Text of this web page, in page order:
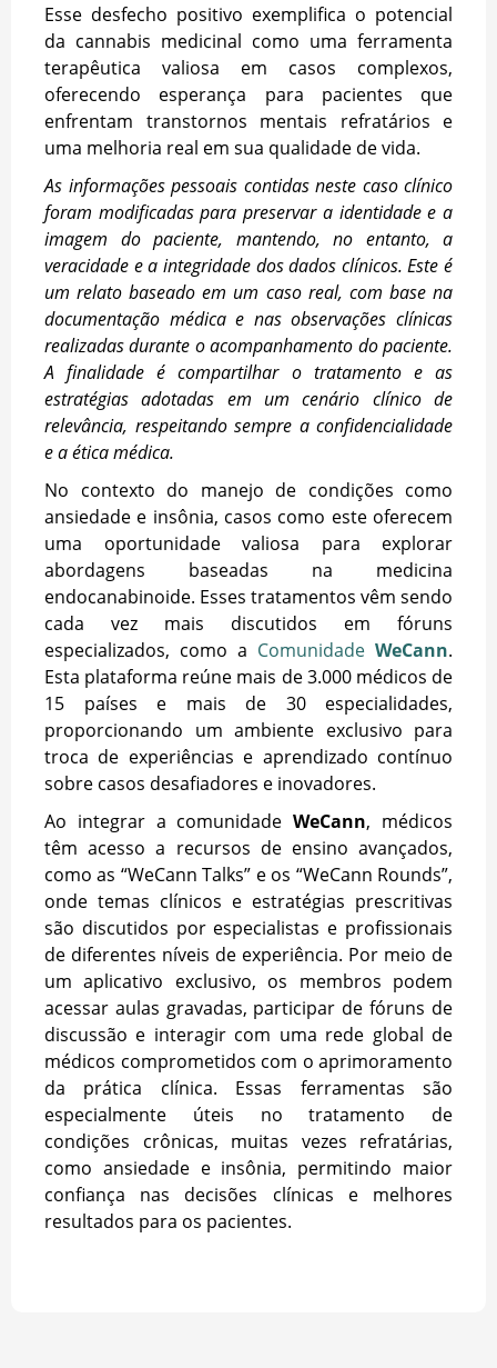
Esse desfecho positivo exemplifica o potencial
da cannabis medicinal como uma ferramenta
terapêutica valiosa em casos complexos,
oferecendo esperança para pacientes que
enfrentam transtornos mentais refratários e
uma melhoria real em sua qualidade de vida.
As informações pessoais contidas neste caso clínico
foram modificadas para preservar a identidade e a
imagem do paciente, mantendo, no entanto, a
veracidade e a integridade dos dados clínicos. Este é
um relato baseado em um caso real, com base na
documentação médica e nas observações clínicas
realizadas durante o acompanhamento do paciente.
A finalidade é compartilhar o tratamento e as
estratégias adotadas em um cenário clínico de
relevância, respeitando sempre a confidencialidade
e a ética médica.
No contexto do manejo de condições como
ansiedade e insônia, casos como este oferecem
uma oportunidade valiosa para explorar
abordagens baseadas na medicina
endocanabinoide. Esses tratamentos vêm sendo
cada vez mais discutidos em fóruns
especializados, como a Comunidade WeCann.
Esta plataforma reúne mais de 3.000 médicos de
15 países e mais de 30 especialidades,
proporcionando um ambiente exclusivo para
troca de experiências e aprendizado contínuo
sobre casos desafiadores e inovadores.
Ao integrar a comunidadeWeCann, médicos
têm acesso a recursos de ensino avançados,
como as “WeCann Talks” e os “WeCann Rounds”,
onde temas clínicos e estratégias prescritivas
são discutidos por especialistas e profissionais
de diferentes níveis de experiência. Por meio de
um aplicativo exclusivo, os membros podem
acessar aulas gravadas, participar de fóruns de
discussão e interagir com uma rede global de
médicos comprometidos com o aprimoramento
da prática clínica. Essas ferramentas são
especialmente úteis no tratamento de
condições crônicas, muitas vezes refratárias,
como ansiedade e insônia, permitindo maior
confiança nas decisões clínicas e melhores
resultados para os pacientes.